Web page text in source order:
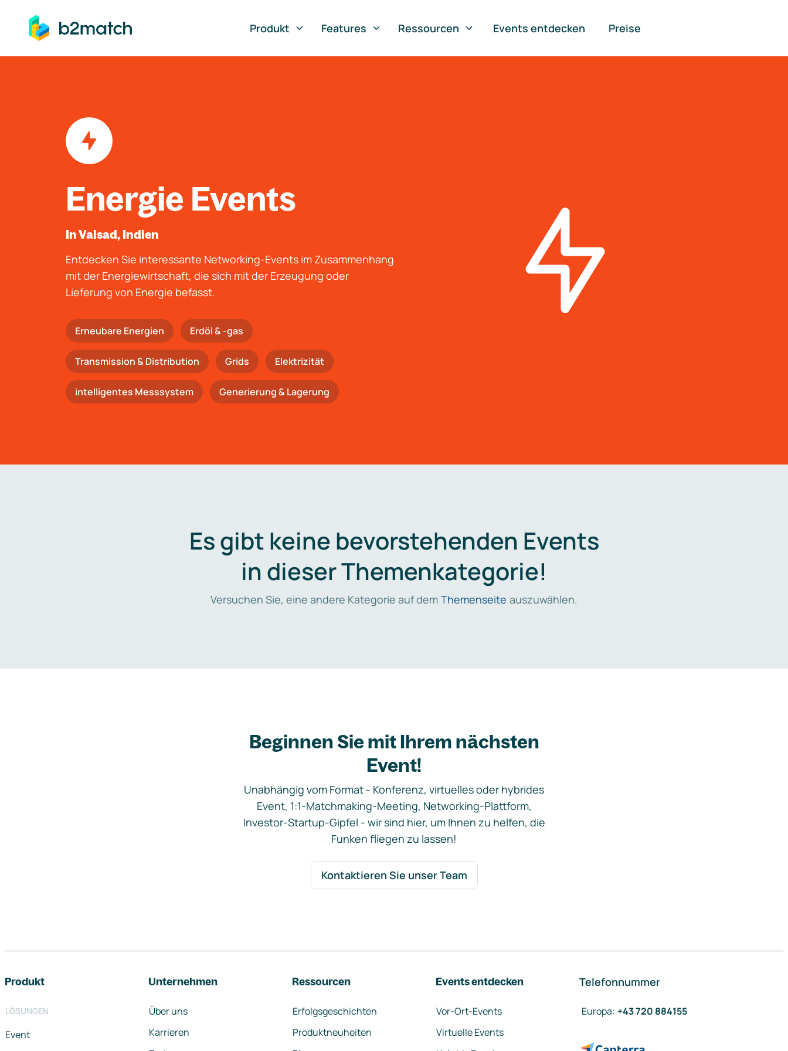
springen
Produkt
Features Ressourcen Events entdecken Preise
Energie Events
In Valsad, Indien
Entdecken Sie interessante Networking-Events im Zusammenhang
mit der Energiewirtschaft, die sich mit der Erzeugung oder
Lieferung von Energie befasst.
Erneubare Energien Erdöl & -gas
Trans­mis­si­on & Distribution Grids Elektrizität
intelligentes Messsystem Generierung & Lagerung
Es gibt keine bevorstehenden Events
in dieser Themenkategorie!
Versuchen Sie, eine andere Kategorie auf dem Themenseite auszuwählen.
Beginnen Sie mit Ihrem nächsten
Event!
Unabhängig vom Format - Konferenz, virtuelles oder hybrides
Event, 1:1-Matchmaking-Meeting, Networking-Plattform,
Investor-Startup-Gipfel - wir sind hier, um Ihnen zu helfen, die
Funken fliegen zu lassen!
Kontaktieren Sie unser Team
Produkt
LÖSUNGEN
Event
Unternehmen
Über uns
Karrieren
Ressourcen
Erfolgsgeschichten
Produktneuheiten
Events entdecken
Vor-Ort-Events
Virtuelle Events
Telefonnummer
Europa: +43 720 884155